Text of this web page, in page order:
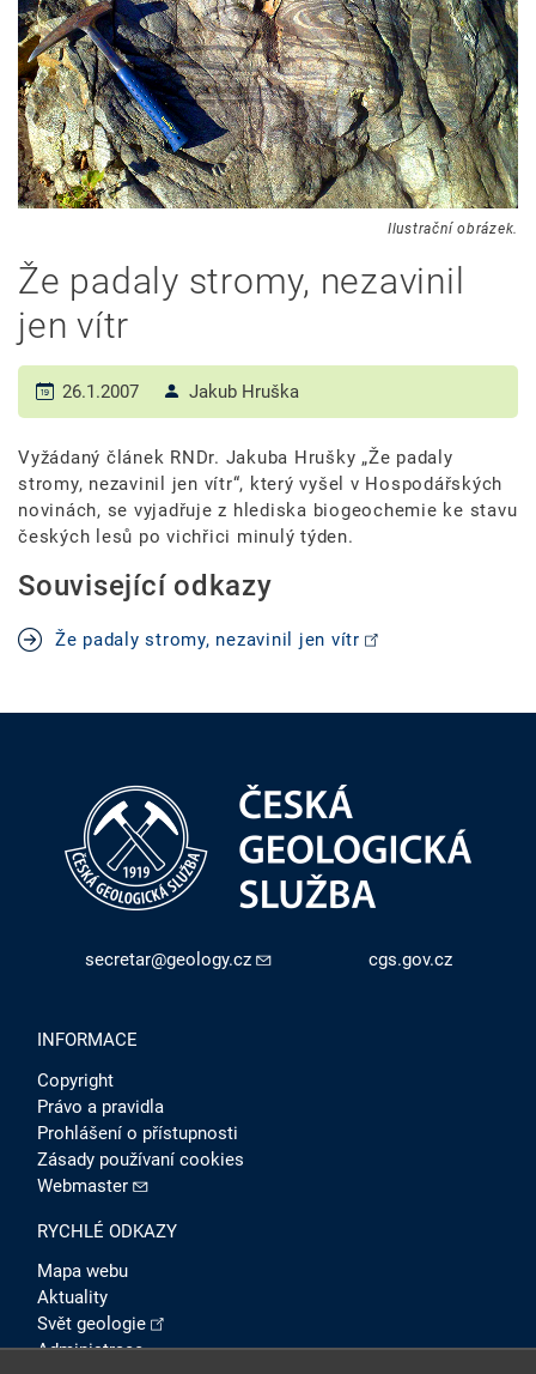
Ilustrační obrázek.
Že padaly stromy, nezavinil
jen vítr
26.1.2007 Jakub Hruška
Vyžádaný článek RNDr. Jakuba Hrušky „Že padaly
stromy, nezavinil jen vítr“, který vyšel v Hospodářských
novinách, se vyjadřuje z hlediska biogeochemie ke stavu
českých lesů po vichřici minulý týden.
Související odkazy
Že padaly stromy, nezavinil jen vítr
secretar@geology.cz cgs.gov.cz
INFORMACE
Copyright
Právo a pravidla
Prohlášení o přístupnosti
Zásady používaní cookies
Webmaster
RYCHLÉ ODKAZY
Mapa webu
Aktuality
Svět geologie
Administrace